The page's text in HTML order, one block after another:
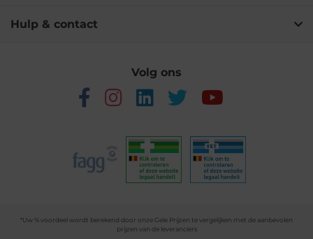
Hulp & contact
Volg ons
*Uw % voordeel wordt berekend door onze Gele Prijzen te vergelijken met de aanbevolen
prijzen van de leveranciers